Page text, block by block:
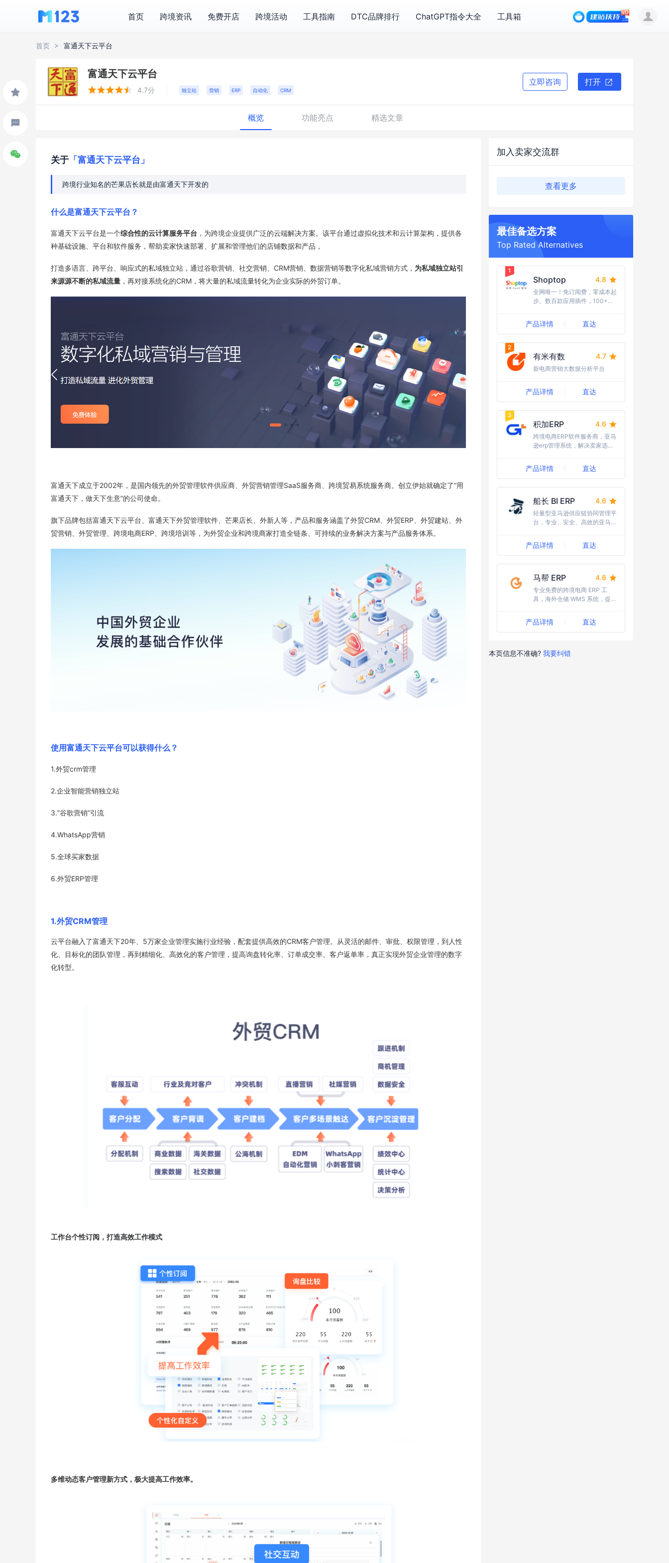
首页 跨境资讯 免费开店 跨境活动 工具指南 DTC品牌排行 ChatGPT指令大全 工具箱
首页 富通天下云平台
富通天下云平台
 4.7分 独立站 营销 ERP 自动化 CRM
立即咨询 打开
概览 功能亮点 精选文章
关于 「富通天下云平台」
跨境行业知名的芒果店长就是由富通天下开发的
什么是富通天下云平台？
富通天下云平台是一个综合性的云计算服务平台 ，为跨境企业提供广泛的云端解决方案。该平台通过虚拟化技术和云计算架构，提供各
种基础设施、平台和软件服务，帮助卖家快速部署、扩展和管理他们的店铺数据和产品，
打造多语言、跨平台、响应式的私域独立站，通过谷歌营销、社交营销、CRM营销、数据营销等数字化私域营销方式， 为私域独立站引
来源源不断的私域流量 ，再对接系统化的CRM，将大量的私域流量转化为企业实际的外贸订单。
富通天下成立于2002年，是国内领先的外贸管理软件供应商、外贸营销管理SaaS服务商、跨境贸易系统服务商。创立伊始就确定了“用
富通天下，做天下生意”的公司使命。
旗下品牌包括富通天下云平台、富通天下外贸管理软件、芒果店长、外新人等，产品和服务涵盖了外贸CRM、外贸ERP、外贸建站、外
贸营销、外贸管理、跨境电商ERP、跨境培训等，为外贸企业和跨境商家打造全链条、可持续的业务解决方案与产品服务体系。
使用富通天下云平台可以获得什么？
1.外贸crm管理
2.企业智能营销独立站
3.“谷歌营销”引流
4.WhatsApp营销
5.全球买家数据
6.外贸ERP管理
1.外贸CRM管理
云平台融入了富通天下20年、5万家企业管理实施行业经验，配套提供高效的CRM客户管理。从灵活的邮件、审批、权限管理，到人性
化、目标化的团队管理，再到精细化、高效化的客户管理，提高询盘转化率、订单成交率、客户返单率，真正实现外贸企业管理的数字
化转型。
工作台个性订阅，打造高效工作模式
多维动态客户管理新方式，极大提高工作效率。
加入卖家交流群
查看更多
最佳备选方案
Top Rated Alternatives
Shoptop 4.8
全网唯一！免订阅费，零成本起
步。数百款应用插件，100+行
首选。15年海外全媒体广告经
验，流量资源丰富，引流成本
低；随时随地需求响应，国内卖
产品详情 直达
有米有数 4.7
新电商营销大数据分析平台
产品详情 直达
积加ERP 4.6
跨境电商ERP软件服务商，亚马
逊erp管理系统，解决卖家选
化解决方案
产品详情 直达
船长 BI ERP 4.6
轻量型亚马逊供应链协同管理平
台，专业、安全、高效的亚马逊
产品详情 直达
马帮 ERP 4.6
专业免费的跨境电商 ERP 工
具，海外仓储 WMS 系统，提供
解决方案
产品详情 直达
本页信息不准确? 我要纠错